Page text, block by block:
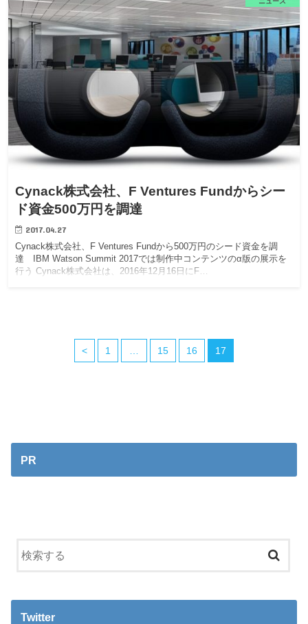
Cynack株式会社、F Ventures Fundからシー
ド資金500万円を調達
2017.04.27
Cynack株式会社、F Ventures Fundから500万円のシード資金を調
達 IBM Watson Summit 2017では制作中コンテンツのα版の展示を
行う Cynack株式会社は、2016年12月16日にF…
< 1 15 16 17
PR
Twitter